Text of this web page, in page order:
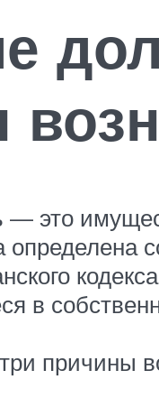
— это
определена
в
причины